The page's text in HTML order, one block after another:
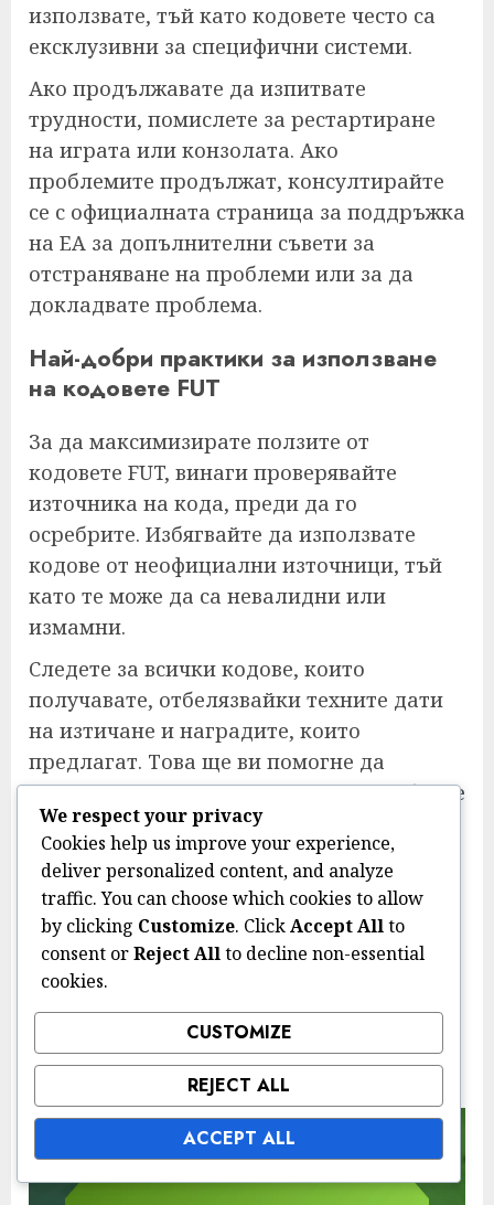
използвате, тъй като кодовете често са
ексклузивни за специфични системи.
Ако продължавате да изпитвате
трудности, помислете за рестартиране
на играта или конзолата. Ако
проблемите продължат, консултирайте
се с официалната страница за поддръжка
на EA за допълнителни съвети за
отстраняване на проблеми или за да
докладвате проблема.
Най-добри практики за използване
на кодовете FUT
За да максимизирате ползите от
кодовете FUT, винаги проверявайте
източника на кода, преди да го
осребрите. Избягвайте да използвате
кодове от неофициални източници, тъй
като те може да са невалидни или
измамни.
Следете за всички кодове, които
получавате, отбелязвайки техните дати
на изтичане и наградите, които
предлагат. Това ще ви помогне да
приоритизирате кои кодове да осребрите
първо, в зависимост от тяхната стойност
и наличност.
Накрая, редовно проверявайте форумите
на общността или социалните медии за
нови кодове, споделени от EA или други
играчи. Взаимодействието с общността
може да доведе до открития на
ексклузивни кодове, които подобряват
вашето изживяване в Ultimate Team.
We respect your privacy
Cookies help us improve your experience,
deliver personalized content, and analyze
traffic. You can choose which cookies to allow
by clicking Customize. ClickAccept Allto
consent orReject Allto decline non-essential
cookies.
CUSTOMIZE
REJECT ALL
ACCEPT ALL